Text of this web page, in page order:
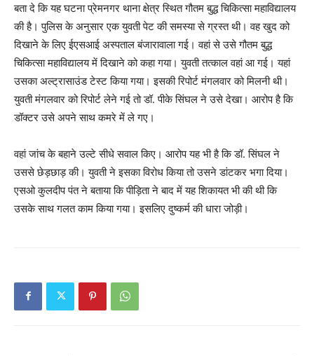
बता दे कि यह घटना प्रेमनगर थाना क्षेत्र स्थित गौतम बुद्ध चिकित्सा महाविद्यालय
की है। पुलिस के अनुसार एक युवती पेट की समस्या से ग्रस्त थी। वह खुद को
दिखाने के लिए ईएसआई अस्पताल बंजारावाला गई। वहां से उसे गौतम बुद्ध
चिकित्सा महाविद्यालय में दिखाने को कहा गया। युवती तत्काल वहां आ गई। यहां
उसका अल्ट्रासाउंड टेस्ट किया गया। इसकी रिपोर्ट मंगलवार को मिलनी थी।
युवती मंगलवार को रिपोर्ट लेने गई तो डॉ. पीके सिंघल ने उसे देखा। आरोप है कि
डॉक्टर उसे अपने साथ कमरे में ले गए।
वहां जांच के बहाने उल्टे सीधे सवाल किए। आरोप यह भी है कि डॉ. सिंघल ने
उससे छेड़छाड़ की। युवती ने इसका विरोध किया तो उसने डांटकर भगा दिया।
एसओ कुलदीप पंत ने बताया कि पीड़िता ने बाद में यह शिकायत भी की थी कि
उसके साथ गलत काम किया गया। इसलिए दुष्कर्म की धारा जोड़ी।